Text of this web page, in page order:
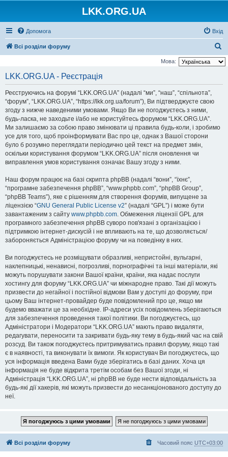
LKK.ORG.UA
Допомога Вхід
Всі розділи форуму
о
Мова:
LKK.ORG.UA - Реєстрація
Реєструючись на форумі “LKK.ORG.UA” (надалі “ми”, “наш”, “спільнота”,
“форум”, “LKK.ORG.UA”, “https://lkk.org.ua/forum”), Ви підтверджуєте свою
згоду з нижче наведеними умовами. Якщо Ви не погоджуєтесь з ними,
будь-ласка, не заходьте і/або не користуйтесь форумом “LKK.ORG.UA”.
Ми залишаємо за собою право змінювати ці правила будь-коли, і зробимо
усе для того, щоб проінформувати Вас про це, однак з Вашої сторони
було б розумно переглядати періодично цей текст на предмет змін,
оскільки користування форумом “LKK.ORG.UA” після оновлення чи
виправлення умов користування означає Вашу згоду з ними.
Наш форум працює на базі скрипта phpBB (надалі “вони”, “їхнє”,
“програмне забезпечення phpBB”, “www.phpbb.com”, “phpBB Group”,
“phpBB Teams”), яке є рішенням для створення форумів, випущене за
ліцензією “GNU General Public License v2” (надалі “GPL”) і може бути
завантаженим з сайту www.phpbb.com. Обмеження ліцензії GPL для
програмного забезпечення phpBB суворо пов'язані з організацією і
підтримкою інтернет-дискусій і не впливають на те, що дозволяється/
забороняється Адміністрацією форуму чи на поведінку в них.
Ви погоджуєтесь не розміщувати образливі, непристойні, вульгарні,
наклепницькі, ненависні, погрозливі, порнографічні та інші матеріали, які
можуть порушувати закони Вашої країни, країни, яка надає послуги
хостингу для форуму “LKK.ORG.UA” чи міжнародне право. Такі дії можуть
призвести до негайної і постійної відмови Вам у доступі до форуму, при
цьому Ваш інтернет-провайдер буде повідомлений про це, якщо ми
будемо вважати це за необхідне. IP-адреси усіх повідомлень зберігаються
для забезпечення проведення такої політики. Ви погоджуєтесь, що
Адміністратори і Модератори “LKK.ORG.UA” мають право видаляти,
редагувати, переносити та закривати будь-яку тему в будь-який час на свій
розсуд. Ви також погоджуєтесь притримуватись правил форуму, якщо такі
є в наявності, та виконувати їх вимоги. Як користувач Ви погоджуєтесь, що
уся інформація введена Вами буде зберігатись в базі даних. Хоча ця
інформація не буде відкрита третім особам без Вашої згоди, ні
Адміністрація “LKK.ORG.UA”, ні phpBB не буде нести відповідальність за
будь-які дії хакерів, які можуть призвести до несанкціонованого доступу до
неї.
Всі розділи форуму Часовий пояс UTC+03:00